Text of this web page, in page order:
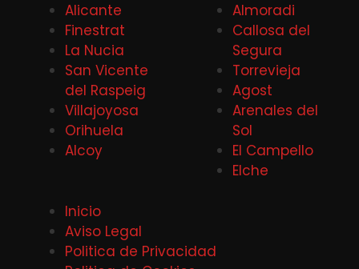
Alicante
Finestrat
La Nucia
San Vicente
del Raspeig
Villajoyosa
Orihuela
Alcoy
Almoradi
Callosa del
Segura
Torrevieja
Agost
Arenales del
Sol
El Campello
Elche
Inicio
Aviso Legal
Politica de Privacidad